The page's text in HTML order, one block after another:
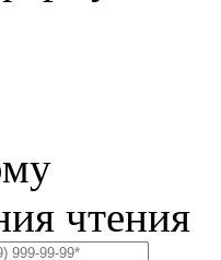
чтения